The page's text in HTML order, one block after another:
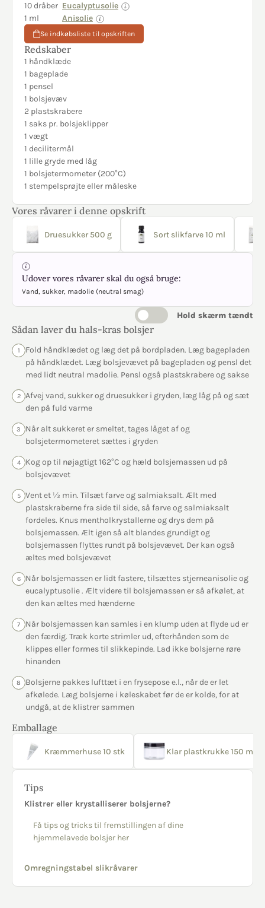
10 dråber Eucalyptusolie
1 ml
Anisolie
Se indkøbsliste til opskriften
Redskaber
1 håndklæde
1 bageplade
1 pensel
1 bolsjevæv
2 plastskrabere
1 saks pr. bolsjeklipper
1 vægt
1 decilitermål
1 lille gryde med låg
1 bolsjetermometer (200°C)
1 stempelsprøjte eller måleske
Vores råvarer i denne opskrift
Druesukker 500 g Sort slikfarve 10 ml
Udover vores råvarer skal du også bruge:
Vand, sukker, madolie (neutral smag)
Hold skærm tændt
Sådan laver du hals-kras bolsjer
1
Fold håndklædet og læg det på bordpladen. Læg bagepladen
på håndklædet. Læg bolsjevævet på bagepladen og pensl det
med lidt neutral madolie. Pensl også plastskrabere og sakse
2
Afvej vand, sukker og druesukker i gryden, læg låg på og sæt
den på fuld varme
3
Når alt sukkeret er smeltet, tages låget af og
bolsjetermometeret sættes i gryden
4
Kog op til nøjagtigt 162°C og hæld bolsjemassen ud på
bolsjevævet
5
Vent et ½ min. Tilsæt farve og salmiaksalt. Ælt med
plastskraberne fra side til side, så farve og salmiaksalt
fordeles. Knus mentholkrystallerne og drys dem på
bolsjemassen. Ælt igen så alt blandes grundigt og
bolsjemassen flyttes rundt på bolsjevævet. Der kan også
æltes med bolsjevævet
6
Når bolsjemassen er lidt fastere, tilsættes stjerneanisolie og
eucalyptusolie . Ælt videre til bolsjemassen er så afkølet, at
den kan æltes med hænderne
7
Når bolsjemassen kan samles i en klump uden at flyde ud er
den færdig. Træk korte strimler ud, efterhånden som de
klippes eller formes til slikkepinde. Lad ikke bolsjerne røre
hinanden
8
Bolsjerne pakkes lufttæt i en frysepose e.l., når de er let
afkølede. Læg bolsjerne i køleskabet før de er kolde, for at
undgå, at de klistrer sammen
Emballage
Kræmmerhuse 10 stk Klar plastkrukke 150 ml
Tips
Klistrer eller krystalliserer bolsjerne?
Få tips og tricks til fremstillingen af dine
hjemmelavede bolsjer her
Omregningstabel slikråvarer